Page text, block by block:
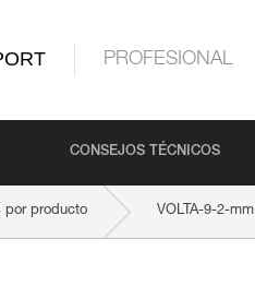
PROFESIONAL
CONSEJOS TÉCNICOS
por producto VOLTA-9-2-mm